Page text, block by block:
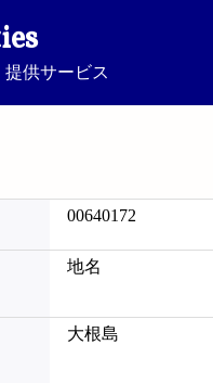
供サービス
00640172
地名
大根島